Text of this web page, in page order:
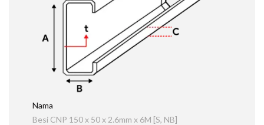
Nama
Besi CNP 150 x 50 x 2.6mm x 6M [S, NB]